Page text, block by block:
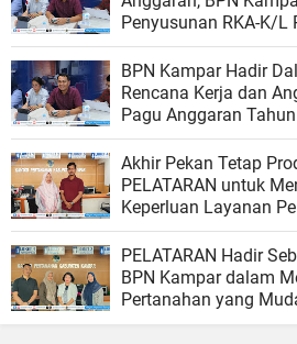
Penyusunan RKA-K/L
2027
BPN Kampar Hadir
Rencana Kerja dan
Pagu Anggaran
Akhir Pekan Tetap
PELATARAN untuk
Keperluan Layanan
Menunggu Hari Kerja
PELATARAN Hadir
BPN Kampar dalam
Pertanahan yang